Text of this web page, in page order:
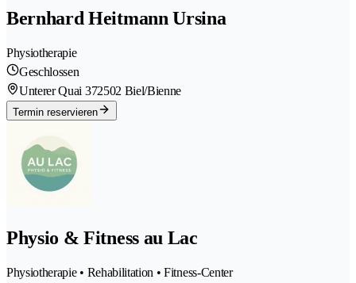
Bernhard Heitmann Ursina
Physiotherapie
Geschlossen
Unterer Quai 372502 Biel/Bienne
Termin reservieren
Physio & Fitness au Lac
Physiotherapie • Rehabilitation • Fitness-Center